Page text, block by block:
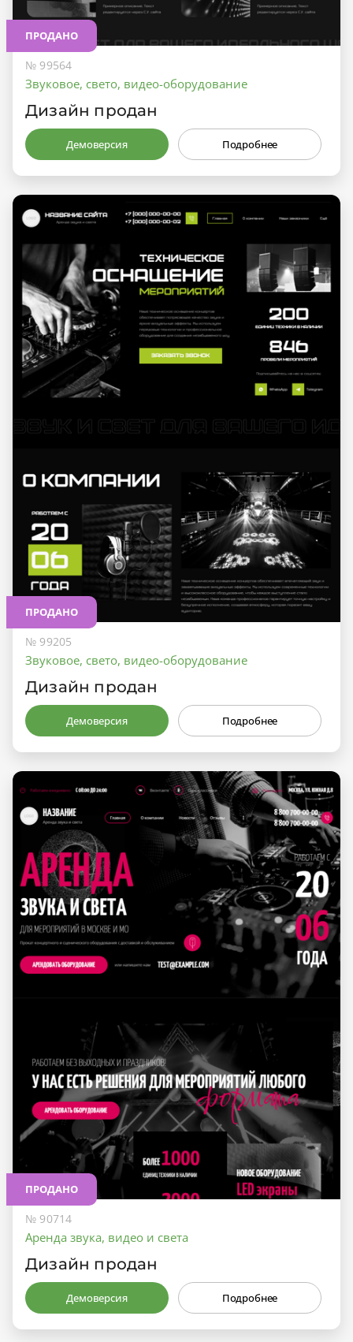
ПРОДАНО
№ 99564
Звуковое, свето, видео-оборудование
Дизайн продан
Демоверсия Подробнее
ПРОДАНО
№ 99205
Звуковое, свето, видео-оборудование
Дизайн продан
Демоверсия Подробнее
ПРОДАНО
№ 90714
Аренда звука, видео и света
Дизайн продан
Демоверсия Подробнее